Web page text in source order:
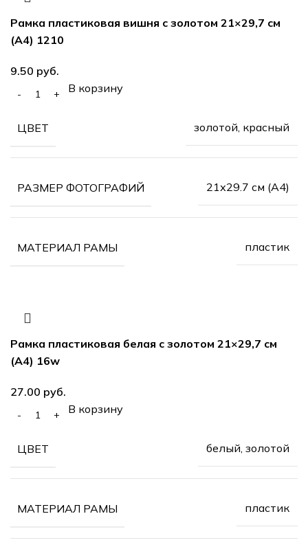
Рамка пластиковая вишня с золотом 21×29,7 см
(А4) 1210
руб.
В корзину
ЦВЕТ золотой, красный
РАЗМЕР ФОТОГРАФИЙ 21х29.7 см (А4)
МАТЕРИАЛ РАМЫ пластик
Рамка пластиковая белая с золотом 21×29,7 см
(А4) 16w
руб.
В корзину
ЦВЕТ белый, золотой
МАТЕРИАЛ РАМЫ пластик